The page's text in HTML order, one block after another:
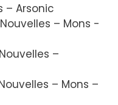
– Arsonic
– Mons -
–
– Mons –